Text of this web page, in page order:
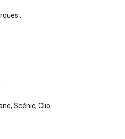
:
Scénic, Clio